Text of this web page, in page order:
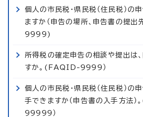
個人の市民税・県民税（住民税）の
ますか（申告の場所、申告書の提
9999)
所得税の確定申告の相談や提出は
すか。(FAQID-9999）
個人の市民税・県民税（住民税）の
手できますか（申告書の入手方法
99999）